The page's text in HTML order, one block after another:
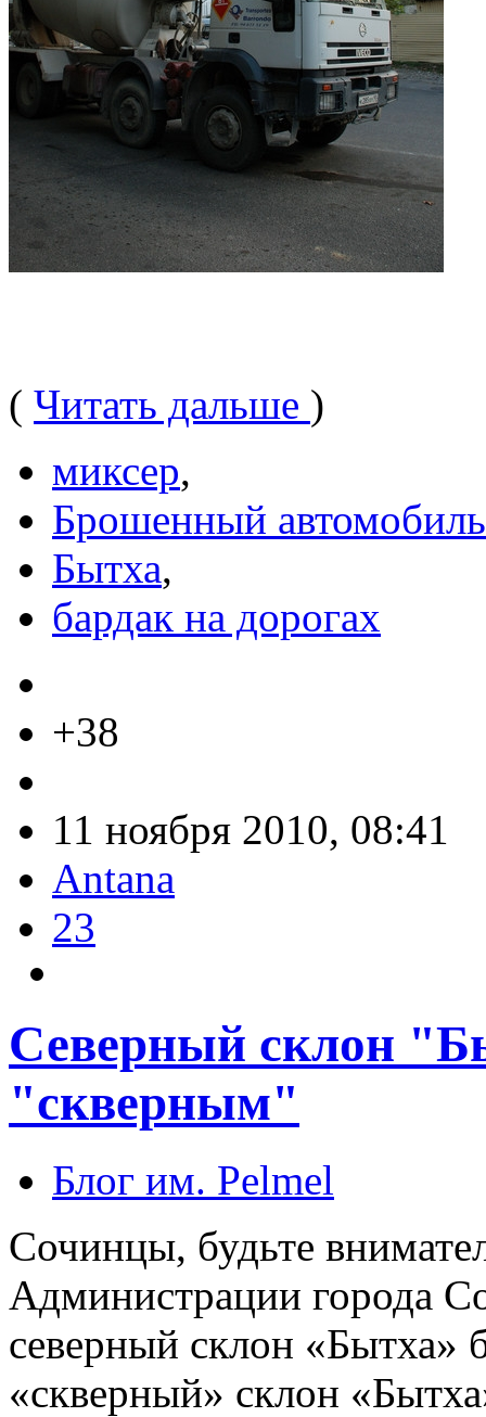
( Читать дальше )
миксер,
Брошенный автомобиль
Бытха,
бардак на дорогах
+38
11 ноября 2010, 08:41
Antana
23
Северный склон
"скверным"
Блог им. Pelmel
Сочинцы, будьте
Администрации города
северный склон «Бытха»
«скверный» склон